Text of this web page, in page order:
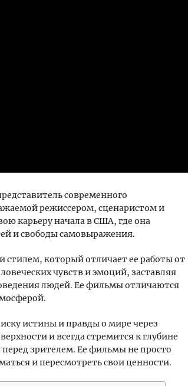
современного
режиссером, сценаристом и
карьеру начала в США, где она
и свободы самовыражения.
стилем, который отличает ее работы от
чувств и эмоций, заставляя
людей. Ее фильмы отличаются
истины и правды о мире через
и всегда стремится к глубине
зрителем. Ее фильмы не просто
и пересмотреть свои ценности.